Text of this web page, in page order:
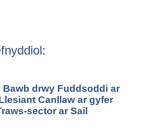
Bawb drwy Fuddsoddi ar
Canllaw ar gyfer
sector ar Sail